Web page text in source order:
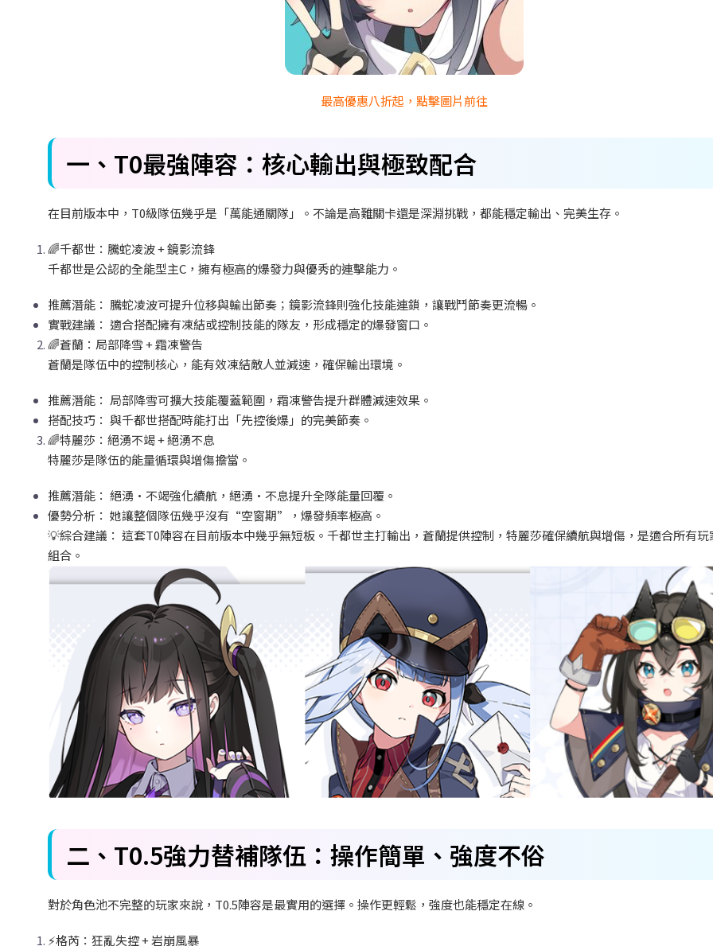
最高優惠八折起，點擊圖片前往
一、T0最強陣容：核心輸出與極致配合
在目前版本中，T0級隊伍幾乎是「萬能通關隊」。不論是高難關卡還是深淵挑戰，都能穩定輸出、完美生存。
🌈千都世：騰蛇凌波 +鏡影流鋒
千都世是公認的全能型主C ，擁有極高的爆發力與優秀的連擊能力。
推薦潛能： 騰蛇凌波可提升位移與輸出節奏；鏡影流鋒則強化技能連鎖，讓戰鬥節奏更流暢。
實戰建議： 適合搭配擁有凍結或控制技能的隊友，形成穩定的爆發窗口。
🌈蒼蘭：局部降雪 +霜凍警告
蒼蘭是隊伍中的控制核心，能有效凍結敵人並減速，確保輸出環境。
推薦潛能： 局部降雪可擴大技能覆蓋範圍，霜凍警告提升群體減速效果。
搭配技巧： 與千都世搭配時能打出「先控後爆」的完美節奏。
🌈特麗莎：絕湧不竭 +絕湧不息
特麗莎是隊伍的能量循環與增傷擔當。
推薦潛能： 絕湧·不竭強化續航，絕湧·不息提升全隊能量回覆。
優勢分析： 她讓整個隊伍幾乎沒有“空窗期”，爆發頻率極高。
💡綜合建議： 這套T0陣容在目前版本中幾乎無短板。千都世主打輸出，蒼蘭提供控制，特麗莎確保續航與增傷，是適合所有玩
組合。
二、T0.5強力替補隊伍：操作簡單、強度不俗
對於角色池不完整的玩家來說，T0.5陣容是最實用的選擇。操作更輕鬆，強度也能穩定在線。
⚡格芮：狂亂失控 +岩崩風暴